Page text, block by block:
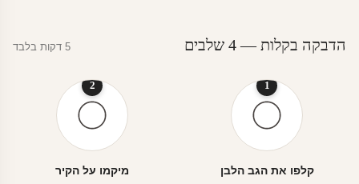
הדבקה בקלות — 4 שלבים 5 דקות בלבד
1
קלפו את הגב הלבן
2
מיקמו על הקיר